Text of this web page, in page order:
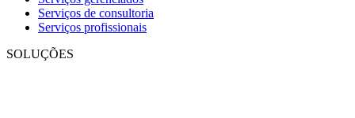
Serviços de consultoria
Serviços profissionais
SOLUÇÕES